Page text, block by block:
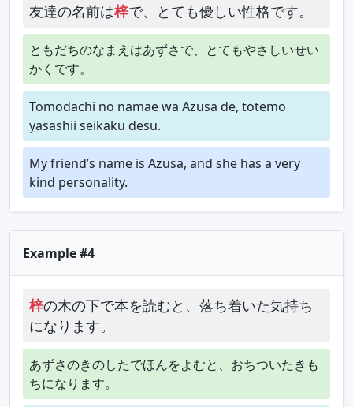
友達の名前は梓で、とても優しい性格です。
ともだちのなまえはあずさで、とてもやさしいせい
かくです。
Tomodachi no namae wa Azusa de, totemo
yasashii seikaku desu.
My friend’s name is Azusa, and she has a very
kind personality.
Example #4
梓の木の下で本を読むと、落ち着いた気持ち
になります。
あずさのきのしたでほんをよむと、おちついたきも
ちになります。